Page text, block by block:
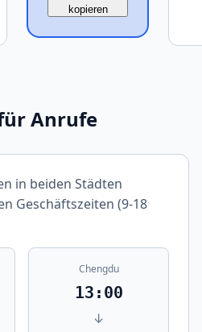
kopieren
Anrufe
in beiden Städten
Geschäftszeiten (9-18
Chengdu
13:00
↓